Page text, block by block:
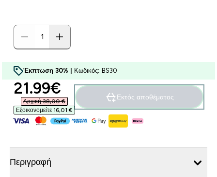
Έκπτωση 30% | Κωδικός: BS30
discounted price
21.99€‎
Αρχική 38,00 €‎
Εξοικονομείτε 16,01 €‎
Εκτός αποθέματος
Περιγραφή